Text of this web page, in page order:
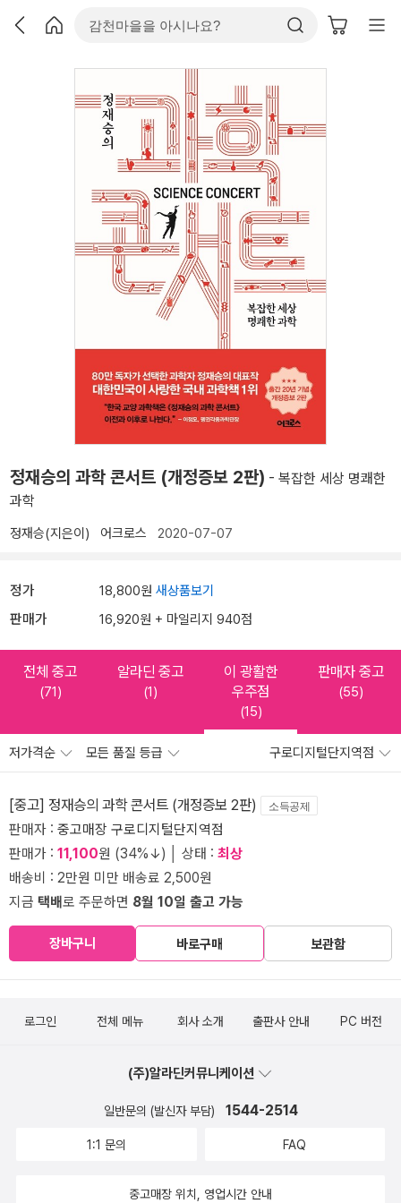
정재승의 과학 콘서트 (개정증보 2판) - 복잡한 세상 명쾌한
과학
정재승(지은이) 어크로스 2020-07-07
정가 18,800원 새상품보기
판매가 16,920원 + 마일리지 940점
전체 중고
(71)
알라딘 중고
(1)
이 광활한
우주점
(15)
판매자 중고
(55)
저가격순 모든 품질 등급 구로디지털단지역점
[중고] 정재승의 과학 콘서트 (개정증보 2판) 소득공제
판매자 : 중고매장 구로디지털단지역점
판매가 : 11,100원 (34%↓) │ 상태 : 최상
배송비 : 2만원 미만 배송료 2,500원
지금 택배로 주문하면 8월 10일 출고 가능
장바구니 바로구매 보관함
로그인 전체 메뉴 회사 소개 출판사 안내 PC 버전
(주)알라딘커뮤니케이션
일반문의 (발신자 부담) 1544-2514
1:1 문의 FAQ
중고매장 위치, 영업시간 안내